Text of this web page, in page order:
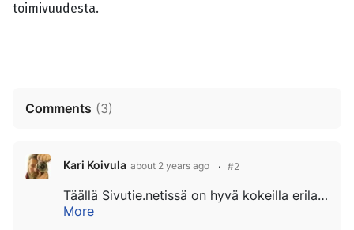
toimivuudesta.
Comments (3)
Kari Koivula about 2 years ago #2
Täällä Sivutie.netissä on hyvä kokeilla erilaisia komponentteja ja lisäosia. Kun Toimijat verkossa ry avustaa ja opastaa muita yhdistyksiä sivunteossa, on näillä testauksilla jo hiukan varmisteltu että muiden sivuille lataamamme osat...
More